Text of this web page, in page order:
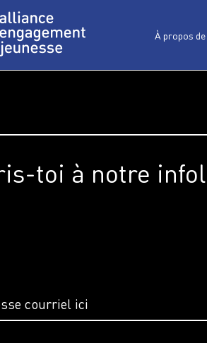
À propos de
toi à notre